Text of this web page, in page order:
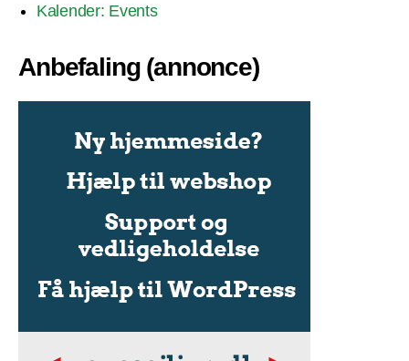
Kalender: Events
Anbefaling (annonce)